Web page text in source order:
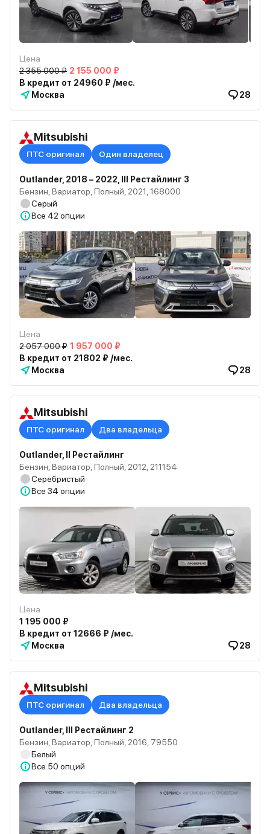
Цена
2 355 000 ₽ 2 155 000 ₽
В кредит от 24960 ₽ /мес.
Москва
28
Mitsubishi
ПТС оригинал Один владелец
Outlander, 2018 – 2022, III Рестайлинг 3
Бензин, Вариатор, Полный, 2021, 168000
Серый
Все 42 опции
Цена
2 057 000 ₽ 1 957 000 ₽
В кредит от 21802 ₽ /мес.
Москва
28
Mitsubishi
ПТС оригинал Два владельца
Outlander, II Рестайлинг
Бензин, Вариатор, Полный, 2012, 211154
Серебристый
Все 34 опции
Цена
1 195 000 ₽
В кредит от 12666 ₽ /мес.
Москва
28
Mitsubishi
ПТС оригинал Два владельца
Outlander, III Рестайлинг 2
Бензин, Вариатор, Полный, 2016, 79550
Белый
Все 50 опций